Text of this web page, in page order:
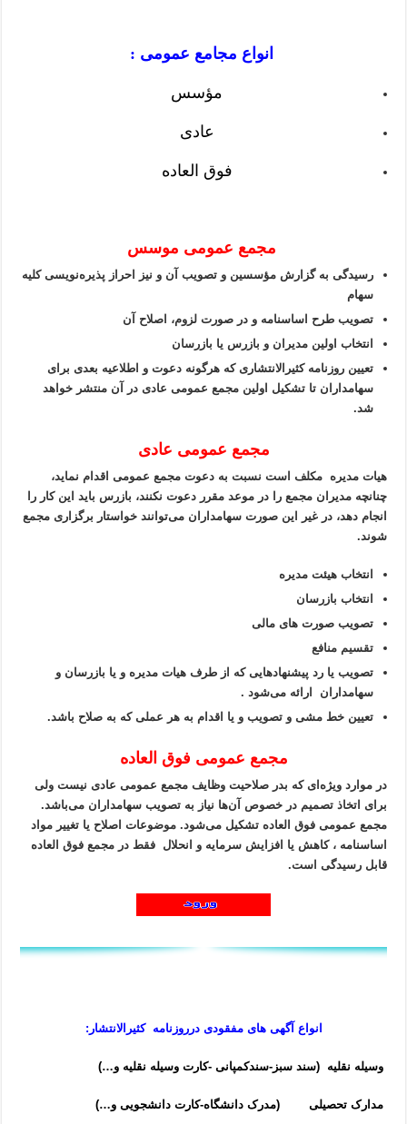
انواع مجامع عمومی :
مؤسس
عادی
فوق العاده
مجمع عمومی موسس
رسیدگی به گزارش مؤسسین و تصویب آن و نیز احراز پذیره‌نویسی کلیه
سهام
تصویب طرح اساسنامه و در صورت لزوم، اصلاح آن
انتخاب اولین مدیران و بازرس یا بازرسان
تعیین روزنامه کثیرالانتشاری که هرگونه دعوت و اطلاعیه بعدی برای
سهامداران تا تشکیل اولین مجمع عمومی عادی در آن منتشر خواهد
شد.
مجمع عمومی عادی
هیات مدیره مکلف است نسبت به دعوت مجمع عمومی اقدام نماید،
چنانچه مدیران مجمع را در موعد مقرر دعوت نکنند، بازرس باید این کار را
انجام دهد، در غیر این صورت سهامداران می‌توانند خواستار برگزاری مجمع
شوند.
انتخاب هیئت مدیره
انتخاب بازرسان
تصویب صورت های مالی
تقسیم منافع
تصویب یا رد پیشنهاد‌هایی که از طرف هیات مدیره و یا بازرسان و
سهامداران ارائه می‌شود .
تعیین خط مشی و تصویب و یا اقدام به هر عملی که به صلاح باشد.
مجمع عمومی فوق العاده
در موارد ویژه‌ای که بدر صلاحیت وظایف مجمع عمومی عادی نیست ولی
برای اتخاذ تصمیم در خصوص آن‌ها نیاز به تصویب سهامداران می‌باشد.
مجمع عمومی فوق العاده تشکیل می‌شود. موضوعات اصلاح یا تغییر مواد
اساسنامه ، کاهش یا افزایش سرمایه و انحلال فقط در مجمع فوق العاده
قابل رسیدگی است.
انواع آگهی هایمفقودی درروزنامه کثیرالانتشار:
وسیله نقلیه (سند سبز-سندکمپانی -کارت وسیله نقلیه و…)
مدارک تحصیلی (مدرک دانشگاه-کارت دانشجویی و…)